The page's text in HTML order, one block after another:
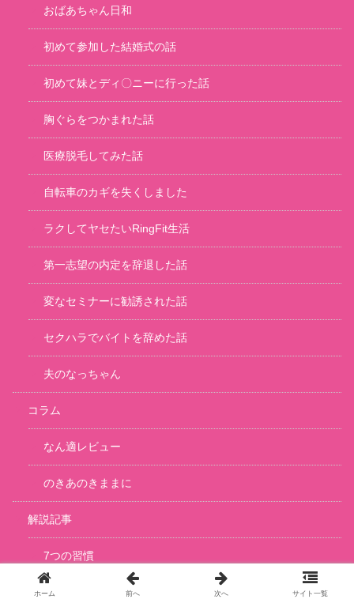
おばあちゃん日和
初めて参加した結婚式の話
初めて妹とディ〇ニーに行った話
胸ぐらをつかまれた話
医療脱毛してみた話
自転車のカギを失くしました
ラクしてヤセたいRingFit生活
第一志望の内定を辞退した話
変なセミナーに勧誘された話
セクハラでバイトを辞めた話
夫のなっちゃん
コラム
なん適レビュー
のきあのきままに
解説記事
7つの習慣
ホーム 前へ 次へ サイト一覧